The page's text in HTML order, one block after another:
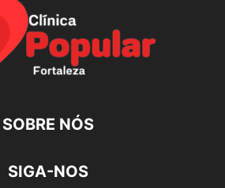
SOBRE NÓS
SIGA-NOS